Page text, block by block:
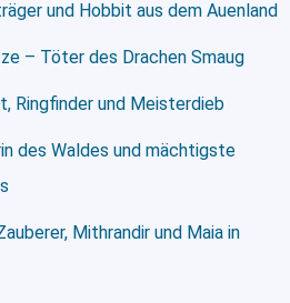
und Hobbit aus dem Auenland
– Töter des Drachen Smaug
Ringfinder und Meisterdieb
des Waldes und mächtigste
Mithrandir und Maia in